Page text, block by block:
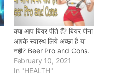
क्या आप बियर पीते हैं? बियर पीना
आपके स्वास्थ लिये अच्छा है या
नही? Beer Pro and Cons.
February 10, 2021
In "HEALTH"